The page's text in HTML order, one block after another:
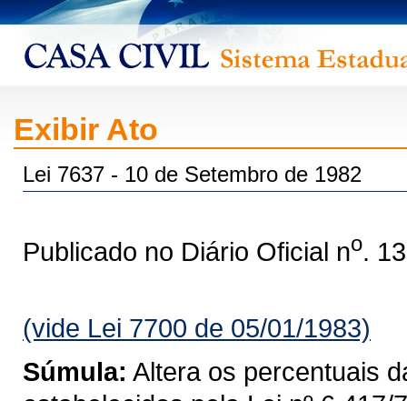
Exibir Ato
Lei 7637 - 10 de Setembro de 1982
Publicado no Diário Oficial no.
(vide Lei 7700 de 05/01/1983)
Súmula: Altera os percentuais